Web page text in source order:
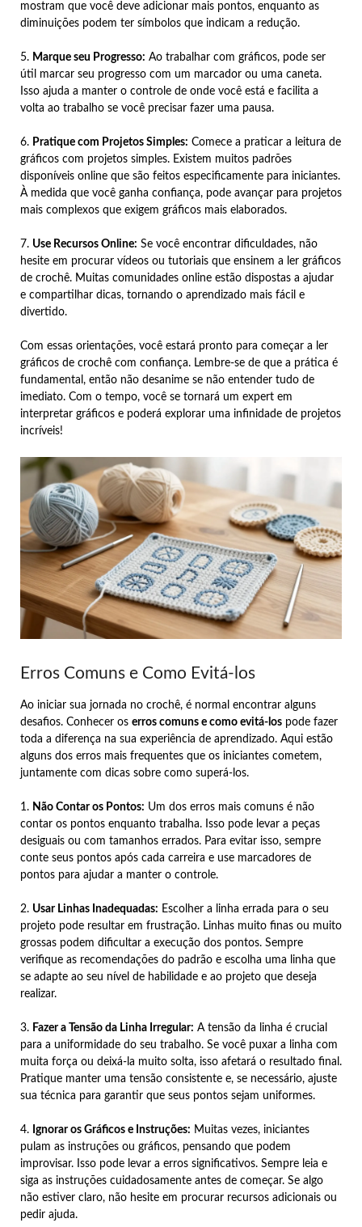
mostram que você deve adicionar mais pontos, enquanto as
diminuições podem ter símbolos que indicam a redução.
5. Marque seu Progresso: Ao trabalhar com gráficos, pode ser
útil marcar seu progresso com um marcador ou uma caneta.
Isso ajuda a manter o controle de onde você está e facilita a
volta ao trabalho se você precisar fazer uma pausa.
6. Pratique com Projetos Simples: Comece a praticar a leitura de
gráficos com projetos simples. Existem muitos padrões
disponíveis online que são feitos especificamente para iniciantes.
À medida que você ganha confiança, pode avançar para projetos
mais complexos que exigem gráficos mais elaborados.
7. Use Recursos Online: Se você encontrar dificuldades, não
hesite em procurar vídeos ou tutoriais que ensinem a ler gráficos
de crochê. Muitas comunidades online estão dispostas a ajudar
e compartilhar dicas, tornando o aprendizado mais fácil e
divertido.
Com essas orientações, você estará pronto para começar a ler
gráficos de crochê com confiança. Lembre-se de que a prática é
fundamental, então não desanime se não entender tudo de
imediato. Com o tempo, você se tornará um expert em
interpretar gráficos e poderá explorar uma infinidade de projetos
incríveis!
Erros Comuns e Como Evitá-los
Ao iniciar sua jornada no crochê, é normal encontrar alguns
desafios. Conhecer os erros comuns e como evitá-los pode fazer
toda a diferença na sua experiência de aprendizado. Aqui estão
alguns dos erros mais frequentes que os iniciantes cometem,
juntamente com dicas sobre como superá-los.
1. Não Contar os Pontos: Um dos erros mais comuns é não
contar os pontos enquanto trabalha. Isso pode levar a peças
desiguais ou com tamanhos errados. Para evitar isso, sempre
conte seus pontos após cada carreira e use marcadores de
pontos para ajudar a manter o controle.
2. Usar Linhas Inadequadas: Escolher a linha errada para o seu
projeto pode resultar em frustração. Linhas muito finas ou muito
grossas podem dificultar a execução dos pontos. Sempre
verifique as recomendações do padrão e escolha uma linha que
se adapte ao seu nível de habilidade e ao projeto que deseja
realizar.
3. Fazer a Tensão da Linha Irregular: A tensão da linha é crucial
para a uniformidade do seu trabalho. Se você puxar a linha com
muita força ou deixá-la muito solta, isso afetará o resultado final.
Pratique manter uma tensão consistente e, se necessário, ajuste
sua técnica para garantir que seus pontos sejam uniformes.
4. Ignorar os Gráficos e Instruções: Muitas vezes, iniciantes
pulam as instruções ou gráficos, pensando que podem
improvisar. Isso pode levar a erros significativos. Sempre leia e
siga as instruções cuidadosamente antes de começar. Se algo
não estiver claro, não hesite em procurar recursos adicionais ou
pedir ajuda.